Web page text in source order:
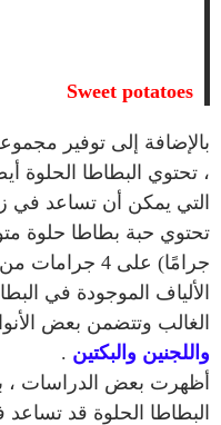
Sweet potatoes
بالإضافة إلى توفير
، تحتوي البطاطا الحلوة
التي يمكن أن تساعد في
جرامًا) على 4 جرامات من الألياف .
الألياف الموجودة في
الغالب وتتضمن بعض
واللجنين والبكتين .
أظهرت بعض الدراسات ،
البطاطا الحلوة قد